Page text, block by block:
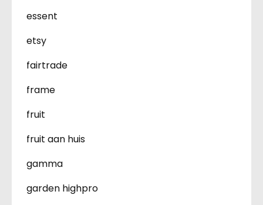
essent
etsy
fairtrade
frame
fruit
fruit aan huis
gamma
garden highpro